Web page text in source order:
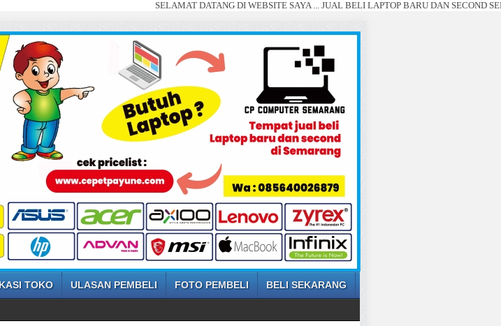
SELAMAT DATANG DI WEBSITE SAYA ... JUAL BELI LAPTOP BARU DAN SECOND
TOKO ULASAN PEMBELI FOTO PEMBELI BELI SEKARANG